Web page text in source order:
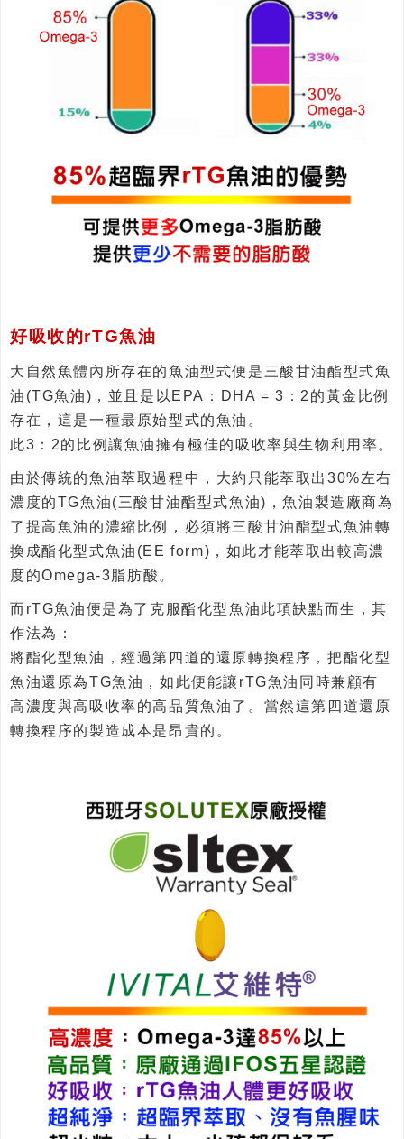
好吸收的rTG魚油
大自然魚體內所存在的魚油型式便是三酸甘油酯型式魚
油(TG魚油)，並且是以EPA：DHA = 3：2的黃金比例
存在，這是一種最原始型式的魚油。
此3：2的比例讓魚油擁有極佳的吸收率與生物利用率。
由於傳統的魚油萃取過程中，大約只能萃取出30%左右
濃度的TG魚油(三酸甘油酯型式魚油)，魚油製造廠商為
了提高魚油的濃縮比例，必須將三酸甘油酯型式魚油轉
換成酯化型式魚油(EE form)，如此才能萃取出較高濃
度的Omega-3脂肪酸。
而rTG魚油便是為了克服酯化型魚油此項缺點而生，其
作法為：
將酯化型魚油，經過第四道的還原轉換程序，把酯化型
魚油還原為TG魚油，如此便能讓rTG魚油同時兼顧有
高濃度與高吸收率的高品質魚油了。當然這第四道還原
轉換程序的製造成本是昂貴的。